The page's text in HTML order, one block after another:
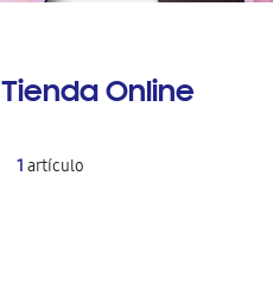
Tienda Online
1artículo